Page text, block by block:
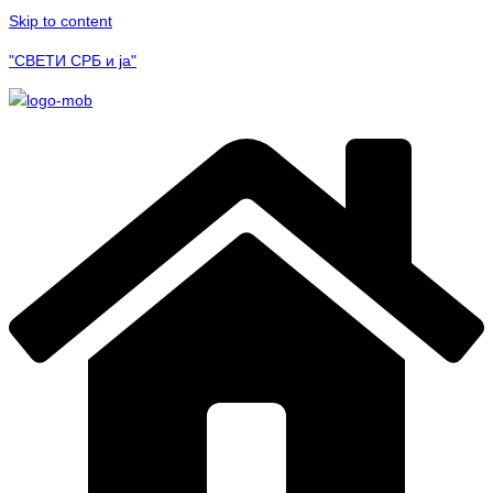
Skip to content
"СВЕТИ СРБ и ја"